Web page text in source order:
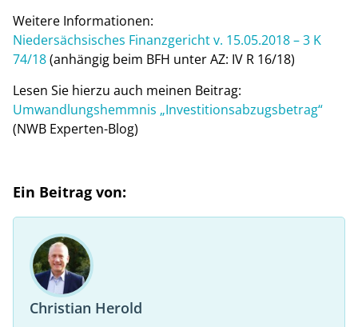
Weitere Informationen:
Niedersächsisches Finanzgericht v. 15.05.2018 – 3 K
74/18(anhängig beim BFH unter AZ: IV R 16/18)
Lesen Sie hierzu auch meinen Beitrag:
Umwandlungshemmnis „Investitionsabzugsbetrag“
(NWB Experten-Blog)
Ein Beitrag von:
Christian Herold